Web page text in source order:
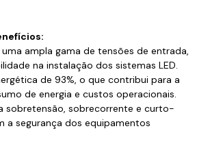
ampla gama de tensões de entrada,
na instalação dos sistemas LED.
de 93%, o que contribui para a
de energia e custos operacionais.
sobretensão, sobrecorrente e curto-
a segurança dos equipamentos